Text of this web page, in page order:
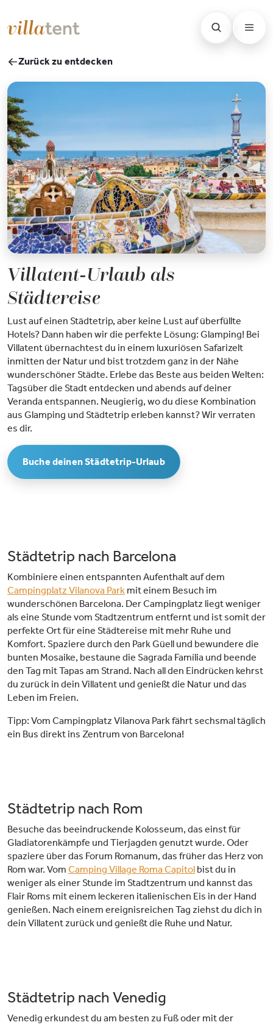
Zurück zu entdecken
Villatent-Urlaub als
Städtereise
Lust auf einen Städtetrip, aber keine Lust auf überfüllte
Hotels? Dann haben wir die perfekte Lösung: Glamping! Bei
Villatent übernachtest du in einem luxuriösen Safarizelt
inmitten der Natur und bist trotzdem ganz in der Nähe
wunderschöner Städte. Erlebe das Beste aus beiden Welten:
Tagsüber die Stadt entdecken und abends auf deiner
Veranda entspannen. Neugierig, wo du diese Kombination
aus Glamping und Städtetrip erleben kannst? Wir verraten
es dir.
Buche deinen Städtetrip-Urlaub
Städtetrip nach Barcelona
Kombiniere einen entspannten Aufenthalt auf dem
Campingplatz Vilanova Park mit einem Besuch im
wunderschönen Barcelona. Der Campingplatz liegt weniger
als eine Stunde vom Stadtzentrum entfernt und ist somit der
perfekte Ort für eine Städtereise mit mehr Ruhe und
Komfort. Spaziere durch den Park Güell und bewundere die
bunten Mosaike, bestaune die Sagrada Família und beende
den Tag mit Tapas am Strand. Nach all den Eindrücken kehrst
du zurück in dein Villatent und genießt die Natur und das
Leben im Freien.
Tipp: Vom Campingplatz Vilanova Park fährt sechsmal täglich
ein Bus direkt ins Zentrum von Barcelona!
Städtetrip nach Rom
Besuche das beeindruckende Kolosseum, das einst für
Gladiatorenkämpfe und Tierjagden genutzt wurde. Oder
spaziere über das Forum Romanum, das früher das Herz von
Rom war. Vom Camping Village Roma Capitol bist du in
weniger als einer Stunde im Stadtzentrum und kannst das
Flair Roms mit einem leckeren italienischen Eis in der Hand
genießen. Nach einem ereignisreichen Tag ziehst du dich in
dein Villatent zurück und genießt die Ruhe und Natur.
Städtetrip nach Venedig
Venedig erkundest du am besten zu Fuß oder mit der